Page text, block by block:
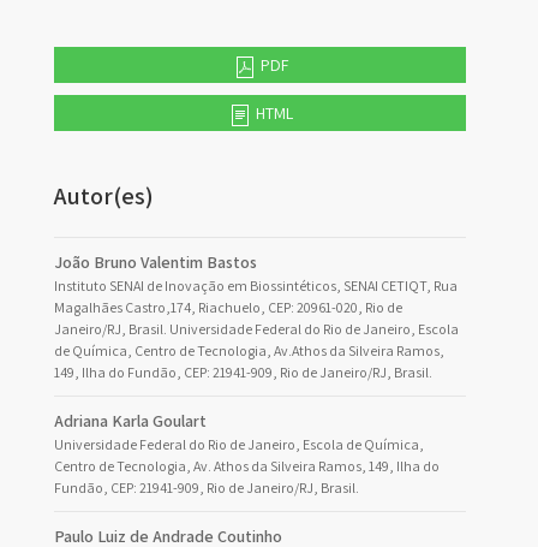
PDF
HTML
Autor(es)
João Bruno Valentim Bastos
Instituto SENAI de Inovação em Biossintéticos, SENAI CETIQT, Rua
Magalhães Castro,174, Riachuelo, CEP: 20961-020, Rio de
Janeiro/RJ, Brasil. Universidade Federal do Rio de Janeiro, Escola
de Química, Centro de Tecnologia, Av.Athos da Silveira Ramos,
149, Ilha do Fundão, CEP: 21941-909, Rio de Janeiro/RJ, Brasil.
Adriana Karla Goulart
Universidade Federal do Rio de Janeiro, Escola de Química,
Centro de Tecnologia, Av. Athos da Silveira Ramos, 149, Ilha do
Fundão, CEP: 21941-909, Rio de Janeiro/RJ, Brasil.
Paulo Luiz de Andrade Coutinho